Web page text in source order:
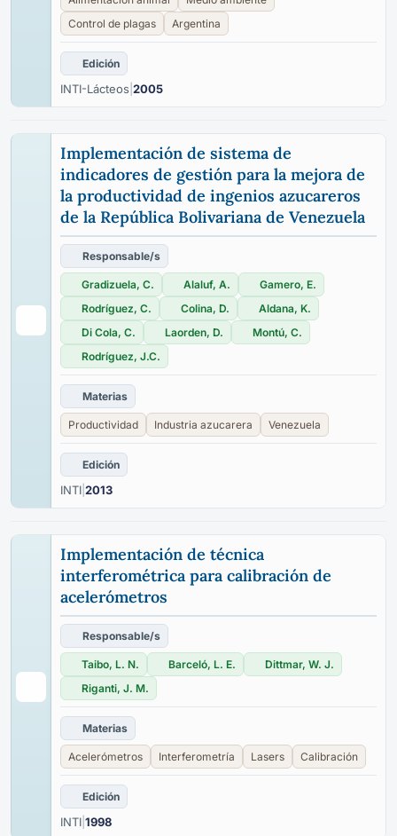
Control de plagas
Argentina
Edición
INTI-Lácteos 2005
Implementación de sistema de
indicadores de gestión para la mejora de
la productividad de ingenios azucareros
de la República Bolivariana de Venezuela
Responsable/s
Gradizuela, C. Alaluf, A.
Gamero, E.
Rodríguez, C.
Colina, D.
Aldana, K.
Di Cola, C.
Laorden, D.
Montú, C.
Rodríguez, J.C.
Materias
Productividad Industria azucarera Venezuela
Edición
INTI 2013
Implementación de técnica
interferométrica para calibración de
acelerómetros
Responsable/s
Taibo, L. N. Barceló, L. E.
Dittmar, W. J.
Riganti, J. M.
Materias
Acelerómetros Interferometría Lasers Calibración
Edición
INTI 1998